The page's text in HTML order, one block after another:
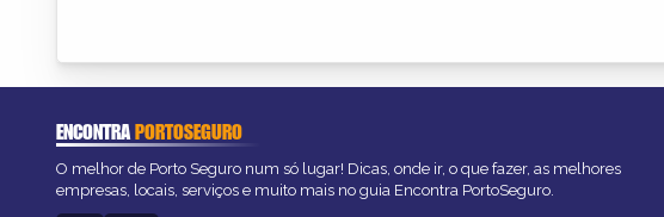
ENCONTRAPORTOSEGURO
O melhor de Porto Seguro num só lugar! Dicas, onde ir, o que fazer, as melhores
empresas, locais, serviços e muito mais no guia Encontra PortoSeguro.